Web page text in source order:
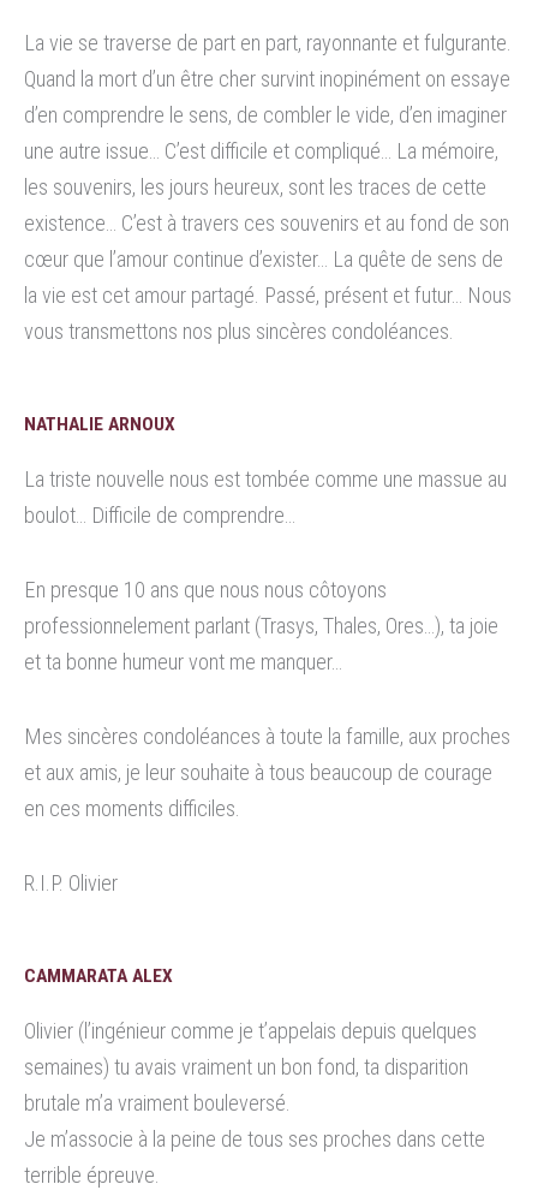
La vie se traverse de part en part, rayonnante et fulgurante.
Quand la mort d’un être cher survint inopinément on essaye
d’en comprendre le sens, de combler le vide, d’en imaginer
une autre issue… C’est difficile et compliqué… La mémoire,
les souvenirs, les jours heureux, sont les traces de cette
existence… C’est à travers ces souvenirs et au fond de son
cœur que l’amour continue d’exister… La quête de sens de
la vie est cet amour partagé. Passé, présent et futur… Nous
vous transmettons nos plus sincères condoléances.
NATHALIE ARNOUX
La triste nouvelle nous est tombée comme une massue au
boulot… Difficile de comprendre…
En presque 10 ans que nous nous côtoyons
professionnelement parlant (Trasys, Thales, Ores…), ta joie
et ta bonne humeur vont me manquer…
Mes sincères condoléances à toute la famille, aux proches
et aux amis, je leur souhaite à tous beaucoup de courage
en ces moments difficiles.
R.I.P. Olivier
CAMMARATA ALEX
Olivier (l’ingénieur comme je t’appelais depuis quelques
semaines) tu avais vraiment un bon fond, ta disparition
brutale m’a vraiment bouleversé.
Je m’associe à la peine de tous ses proches dans cette
terrible épreuve.